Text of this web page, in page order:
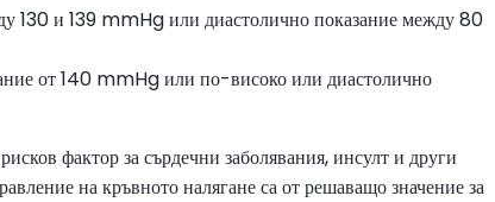
130 и 139 mmHg или диастолично показание между 80
от 140 mmHg или по-високо или диастолично
фактор за сърдечни заболявания, инсулт и други
на кръвното налягане са от решаващо значение за